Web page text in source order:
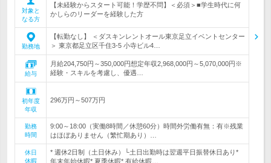
対象と
なる方
【未経験からスタート可能！学歴不問】＜必須＞■学生時代に何
かしらのリーダーを経験した方
勤務地
【転勤なし】 ＜ダスキンレントオール東京足立イベントセンター
＞ 東京都足立区千住3‐5 小寺ビル4…
給与
月給204,750円～350,000円想定年収2,968,000円～5,070,000円※
経験・スキルを考慮し、優遇…
初年度
年収
296万円～507万円
勤務
時間
9:00～18:00（実働8時間／休憩60分）時間外労働有無：有※残業
はほぼありません（繁忙期あり）…
休日
休暇
* 週休2日制（土日休み）└土日出勤時は翌週平日振替休日あり*
年末年始休暇* 夏季休暇* 有給休暇…